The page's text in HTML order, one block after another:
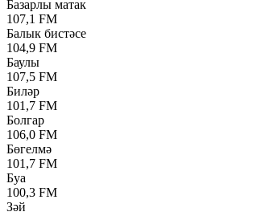
Базарлы матак
107,1 FM
Балык бистәсе
104,9 FM
Баулы
107,5 FM
Биләр
101,7 FM
Болгар
106,0 FM
Бөгелмә
101,7 FM
Буа
100,3 FM
Зәй